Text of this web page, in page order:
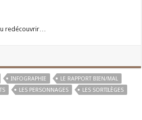
redécouvrir…
INFOGRAPHIE
LE RAPPORT BIEN/MAL
LES PERSONNAGES
LES SORTILÈGES